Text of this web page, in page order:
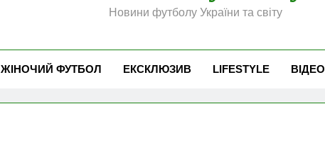
Новини футболу України та світу
ЖІНОЧИЙ ФУТБОЛ ЕКСКЛЮЗИВ LIFESTYLE ВІДЕО